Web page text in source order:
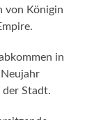
von Königin
in
der Stadt.